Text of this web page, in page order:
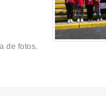
de fotos.